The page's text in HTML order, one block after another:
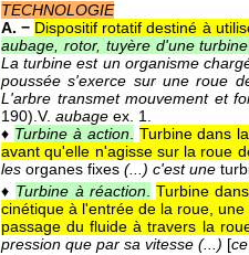
TECHNOLOGIE
A. − Dispositif rotatif destiné à
aubage, rotor, tuyère d'une turbine
La turbine est un organisme
poussée s'exerce sur une roue
L'arbre transmet mouvement et
190).V. aubage ex. 1.
♦ Turbine à action. Turbine dans
avant qu'elle n'agisse sur la roue
les organes fixes (...) c'est une
♦ Turbine à réaction. Turbine
cinétique à l'entrée de la roue,
passage du fluide à travers la
pression que par sa vitesse (...) [